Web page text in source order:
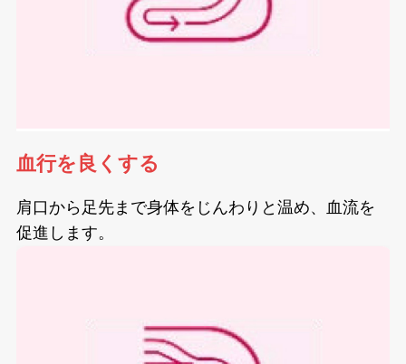
血行を良くする
肩口から足先まで身体をじんわりと温め、血流を
促進します。